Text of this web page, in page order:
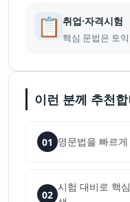
📋 취업·자격시험
핵심 문법은 토
이런 분께 추천
01 영문법을 빠르
02
시험 대비로 핵